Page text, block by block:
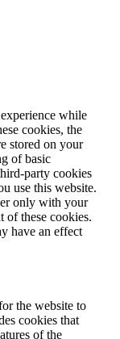
while
cookies, the
stored on your
of basic
party cookies
use this website.
only with your
of these cookies.
have an effect
the website to
cookies that
of the